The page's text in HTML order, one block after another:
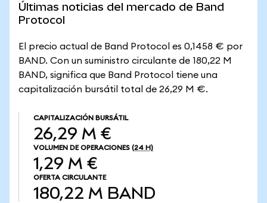
Últimas noticias del mercado de Band
Protocol
El precio actual de Band Protocol es 0,1458 € por
BAND. Con un suministro circulante de 180,22 M
BAND, significa que Band Protocol tiene una
capitalización bursátil total de 26,29 M €.
CAPITALIZACIÓN BURSÁTIL
26,29 M €
VOLUMEN DE OPERACIONES (24 H)
1,29 M €
OFERTA CIRCULANTE
180,22 M BAND